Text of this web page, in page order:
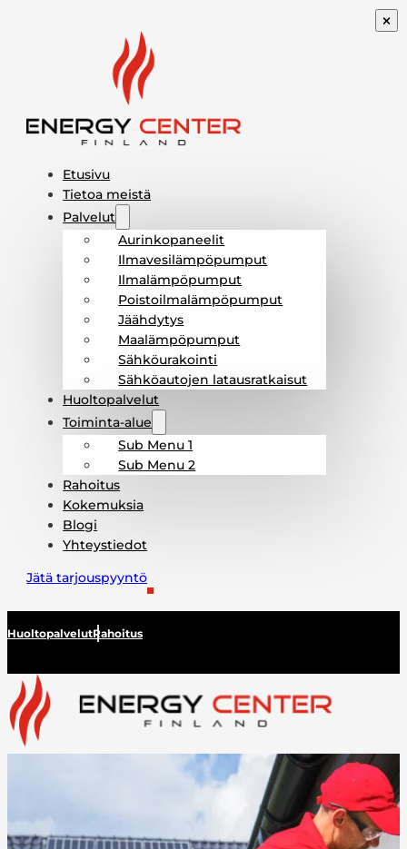
Etusivu
Tietoa meistä
Palvelut
Aurinkopaneelit
Ilmavesilämpöpumput
Ilmalämpöpumput
Poistoilmalämpöpumput
Jäähdytys
Maalämpöpumput
Sähköurakointi
Sähköautojen latausratkaisut
Huoltopalvelut
Toiminta-alue
Sub Menu 1
Sub Menu 2
Rahoitus
Kokemuksia
Blogi
Yhteystiedot
Jätä tarjouspyyntö
HuoltopalvelutRahoitus